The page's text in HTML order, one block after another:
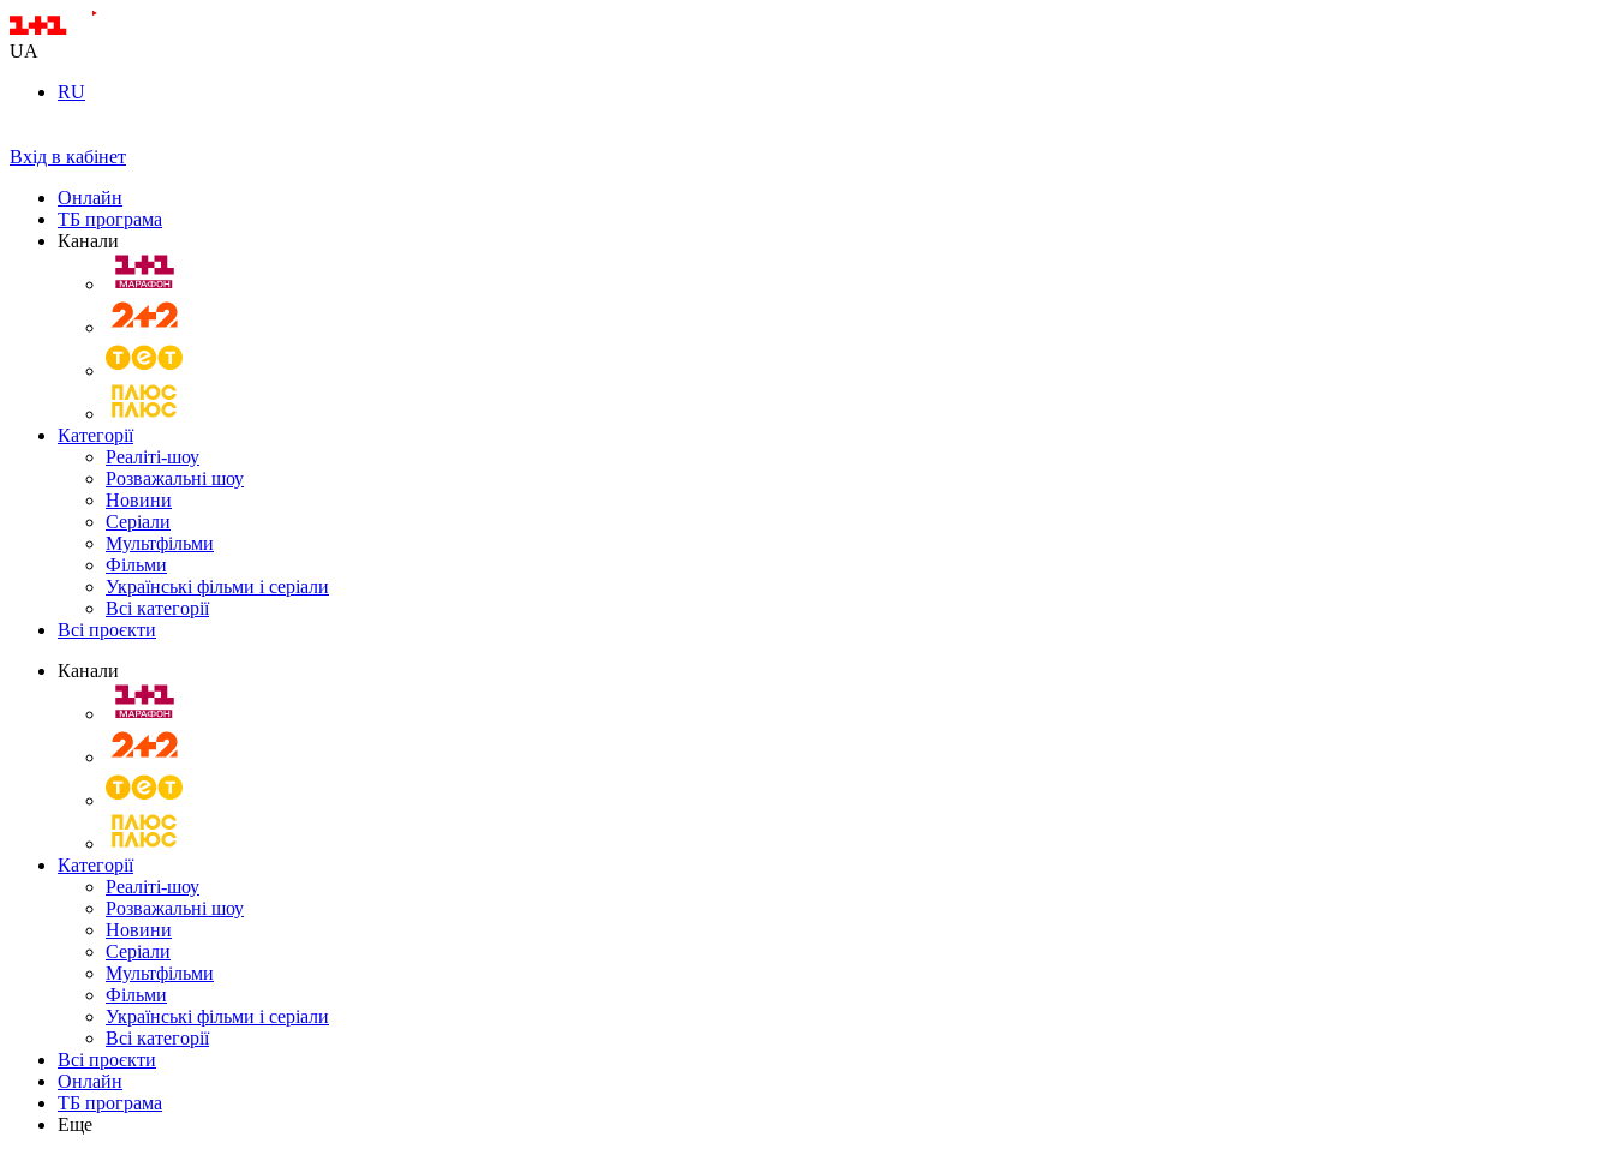
UA
RU
Вхід в кабінет
Онлайн
ТБ програма
Канали
Категорії
Реаліті-шоу
Розважальні шоу
Новини
Серіали
Мультфільми
Фільми
Українські фільми і серіали
Всі категорії
Всі проєкти
Канали
Категорії
Реаліті-шоу
Розважальні шоу
Новини
Серіали
Мультфільми
Фільми
Українські фільми і серіали
Всі категорії
Всі проєкти
Онлайн
ТБ програма
Еще